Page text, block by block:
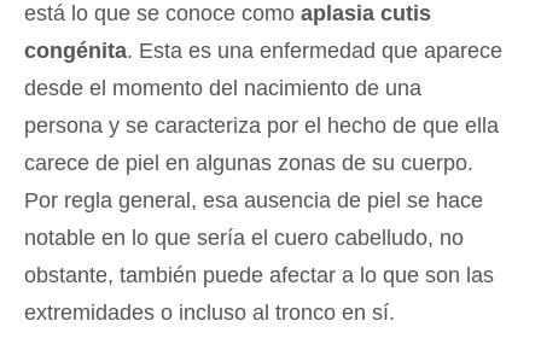
está lo que se conoce como aplasia cutis
congénita. Esta es una enfermedad que aparece
desde el momento del nacimiento de una
persona y se caracteriza por el hecho de que ella
carece de piel en algunas zonas de su cuerpo.
Por regla general, esa ausencia de piel se hace
notable en lo que sería el cuero cabelludo, no
obstante, también puede afectar a lo que son las
extremidades o incluso al tronco en sí.